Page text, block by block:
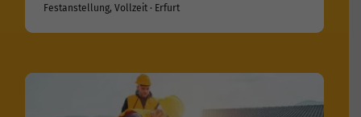
Festanstellung, Vollzeit · Erfurt